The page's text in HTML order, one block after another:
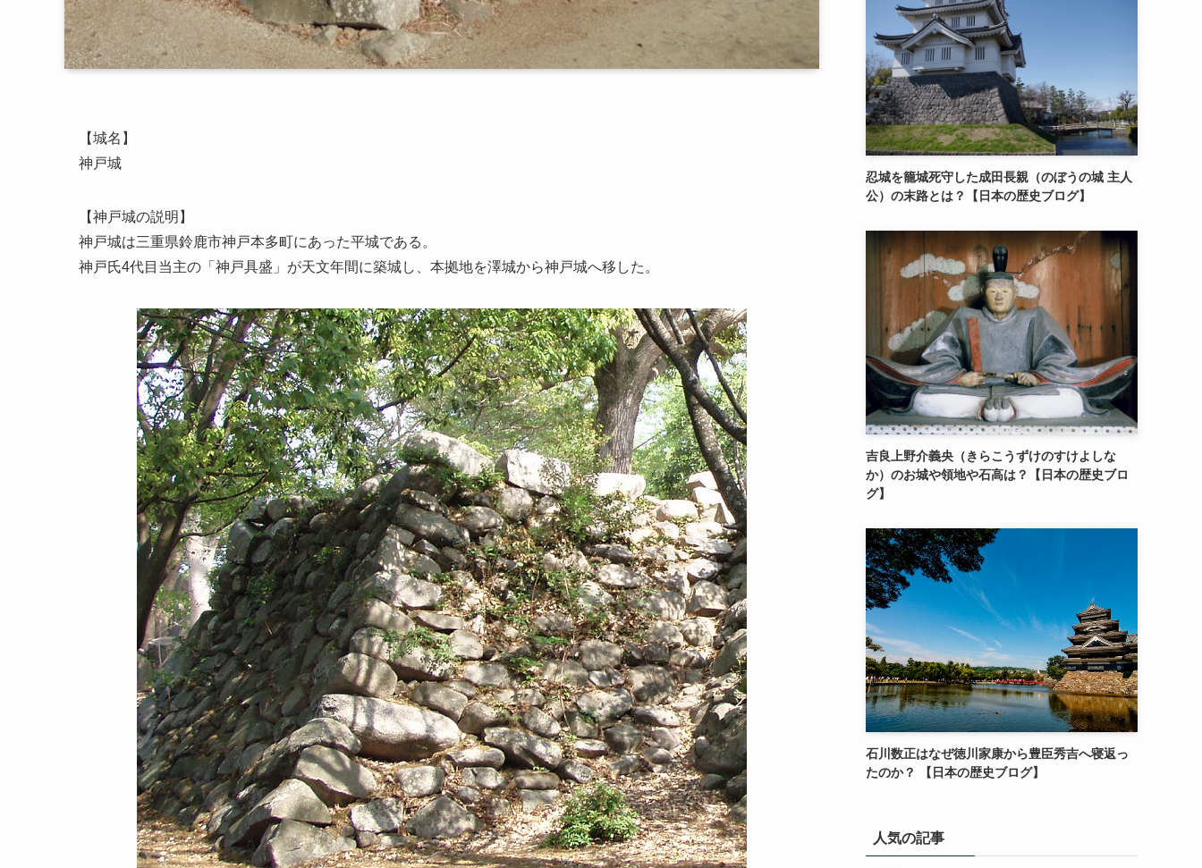
【城名】
神戸城
【神戸城の説明】
神戸城は三重県鈴鹿市神戸本多町にあった平城である。
神戸氏4代目当主の「神戸具盛」が天文年間に築城し、本拠地を澤城から神戸城へ移した。
忍城を籠城死守した成田長親（のぼうの城 主人
公）の末路とは？【日本の歴史ブログ】
吉良上野介義央（きらこうずけのすけよしな
か）のお城や領地や石高は？【日本の歴史ブロ
グ】
石川数正はなぜ徳川家康から豊臣秀吉へ寝返っ
たのか？ 【日本の歴史ブログ】
人気の記事